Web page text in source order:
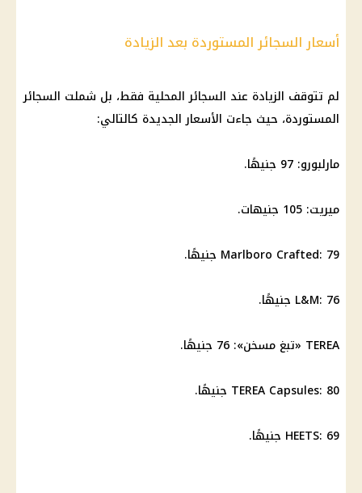
أسعار السجائر المستوردة بعد الزيادة
لم تتوقف الزيادة عند السجائر المحلية فقط، بل شملت السجائر
المستوردة، حيث جاءت الأسعار الجديدة كالتالي:
مارلبورو: 97 جنيهًا.
ميريت: 105 جنيهات.
Marlboro Crafted: 79 جنيهًا.
L&M: 76 جنيهًا.
TEREA «تبغ مسخن»: 76 جنيهًا.
TEREA Capsules: 80 جنيهًا.
HEETS: 69 جنيهًا.